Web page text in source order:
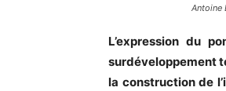
Antoine
L’expression du
surdéveloppement
la construction de